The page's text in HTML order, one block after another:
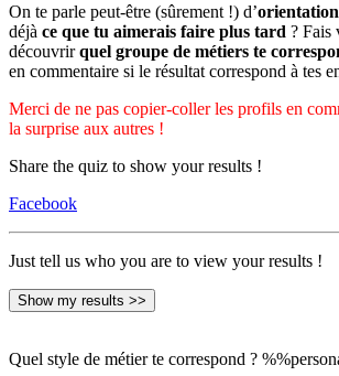
On te parle peut-être (sûrement !) d’orientation
déjà ce que tu aimerais faire plus tard ? Fais
découvrirquel groupe de métiers te
en commentaire si le résultat correspond à tes
Merci de ne pas copier-coller les profils en
la surprise aux autres !
Share the quiz to show your results !
Facebook
Just tell us who you are to view your results !
Show my results >>
Quel style de métier te correspond ?